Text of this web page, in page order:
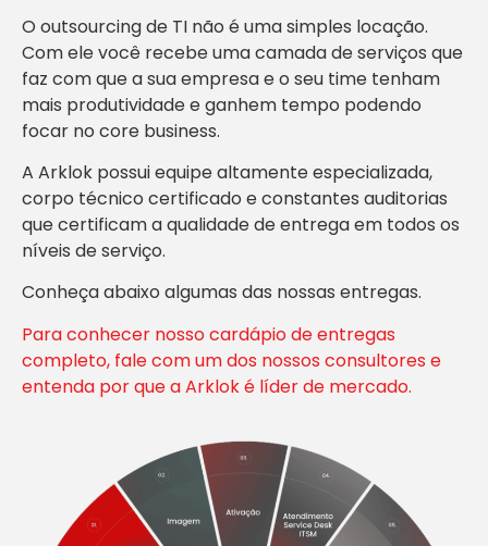
O outsourcing de TI não é uma simples locação.
Com ele você recebe uma camada de serviços que
faz com que a sua empresa e o seu time tenham
mais produtividade e ganhem tempo podendo
focar no core business.
A Arklok possui equipe altamente especializada,
corpo técnico certificado e constantes auditorias
que certificam a qualidade de entrega em todos os
níveis de serviço.
Conheça abaixo algumas das nossas entregas.
Para conhecer nosso cardápio de entregas
completo, fale com um dos nossos consultores e
entenda por que a Arklok é líder de mercado.